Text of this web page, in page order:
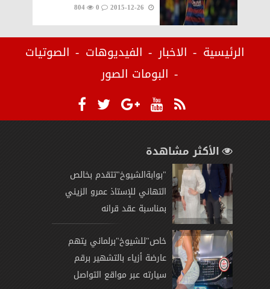
0
804
الرئيسية الاخبار الفيديوهات
الصوتيات
البومات الصور
الأكثر مشاهدة
"بوابةالشيوخ"تتقدم بخالص
التهاني للإستاذ عمرو الزيني
بمناسبة عقد قرانه
خاص"للشيوخ"برلماني يتهم
عارضة أزياء بالتشهير برقم
سيارته عبر مواقع التواصل